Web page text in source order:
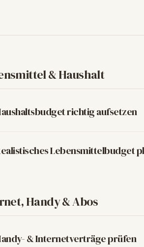
& Haushalt
richtig aufsetzen
Lebensmittelbudget
Handy & Abos
& Internetverträge prüfen